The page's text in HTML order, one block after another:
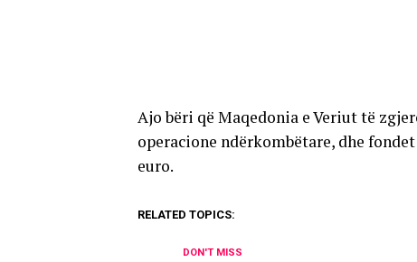
Ajo bëri që Maqedonia e Veriut të
operacione ndërkombëtare, dhe
euro.
RELATED TOPICS:
DON'T MISS